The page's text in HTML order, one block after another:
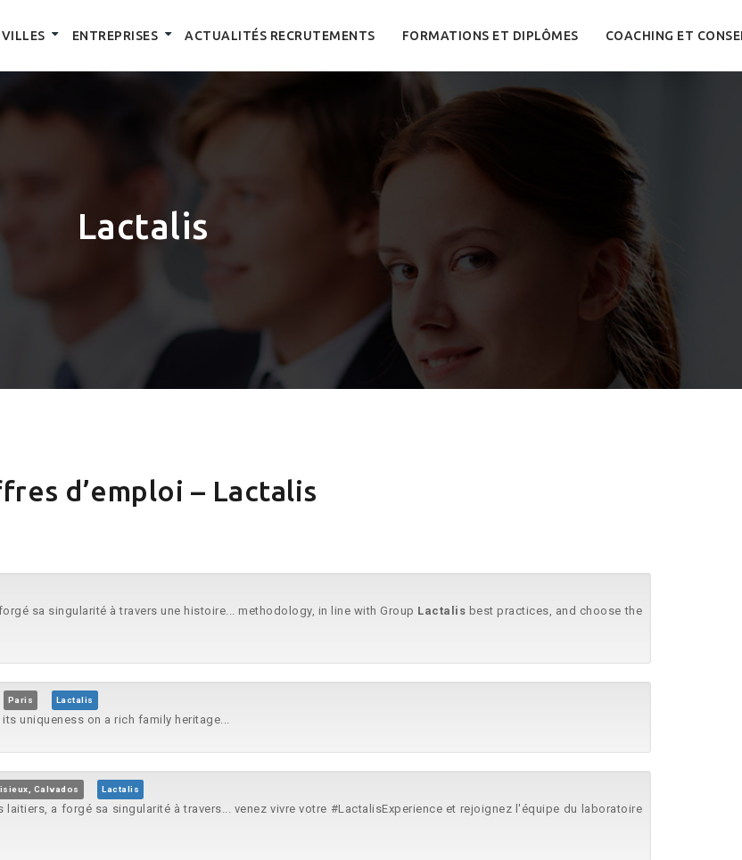
VILLES ENTREPRISES ACTUALITÉS RECRUTEMENTS FORMATIONS ET DIPLÔMES COACHING ET
Lactalis
d’emploi – Lactalis
sa singularité à travers une histoire... methodology, in line with Group Lactalis best practices, and choose the
Paris Lactalis
uniqueness on a rich family heritage...
Calvados Lactalis
laitiers, a forgé sa singularité à travers... venez vivre votre #LactalisExperience et rejoignez l'équipe du laboratoire